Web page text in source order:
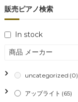
販売ピアノ検索
In stock
商品 メーカー
uncategorized (0)
アップライト (65)